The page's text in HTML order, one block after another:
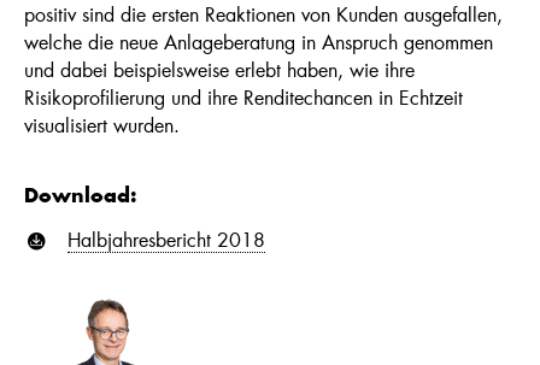
positiv sind die ersten Reaktionen von Kunden ausgefallen,
welche die neue Anlageberatung in Anspruch genommen
und dabei beispielsweise erlebt haben, wie ihre
Risikoprofilierung und ihre Renditechancen in Echtzeit
visualisiert wurden.
Download:
C Halbjahresbericht 2018